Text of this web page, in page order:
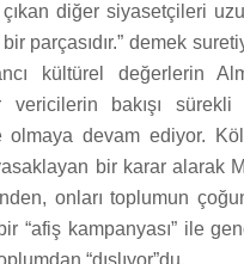
diğer siyasetçileri
bir parçasıdır.” demek
kültürel değerlerin
bakışı sürekli
devam ediyor.
bir karar alarak
onları toplumun
“afiş kampanyası” ile